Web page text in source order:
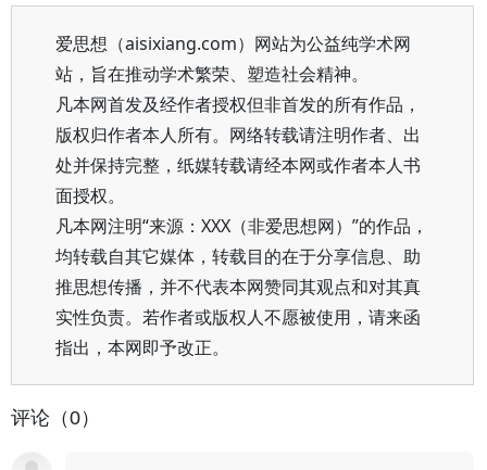
爱思想（aisixiang.com）网站为公益纯学术网
站，旨在推动学术繁荣、塑造社会精神。
凡本网首发及经作者授权但非首发的所有作品，
版权归作者本人所有。网络转载请注明作者、出
处并保持完整，纸媒转载请经本网或作者本人书
面授权。
凡本网注明“来源：XXX（非爱思想网）”的作品，
均转载自其它媒体，转载目的在于分享信息、助
推思想传播，并不代表本网赞同其观点和对其真
实性负责。若作者或版权人不愿被使用，请来函
指出，本网即予改正。
评论（0）